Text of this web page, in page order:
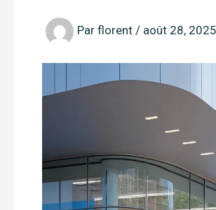
Par florent / août 28, 2025